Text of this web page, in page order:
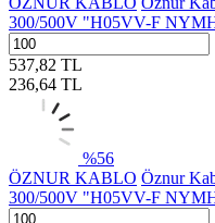
300/500V "H05VV-F
537,82 TL
236,64 TL
%56
ÖZNUR KABLO Öznur
300/500V "H05VV-F